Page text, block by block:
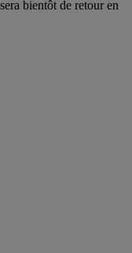
bientôt de retour en